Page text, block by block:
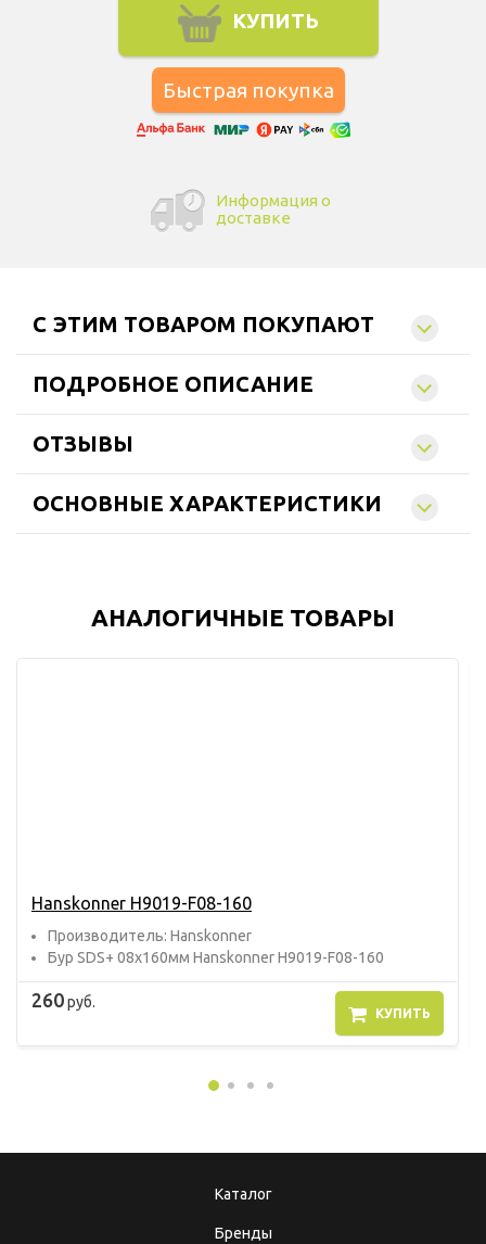
КУПИТЬ
Информация о
доставке
C ЭТИМ ТОВАРОМ ПОКУПАЮТ
ПОДРОБНОЕ ОПИСАНИЕ
ОТЗЫВЫ
ОСНОВНЫЕ ХАРАКТЕРИСТИКИ
АНАЛОГИЧНЫЕ ТОВАРЫ
Hanskonner H9019-F08-160
Прoизвoдитель: Hanskonner
Бур SDS+ 08х160мм Hanskonner H9019-F08-160
260руб.
КУПИТЬ
Каталог
Бренды